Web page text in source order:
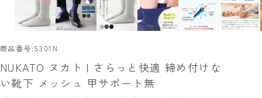
商品番号 S301N
NUKATO ヌカト | さらっと快適 締め付けな
い靴下 メッシュ 甲サポート無